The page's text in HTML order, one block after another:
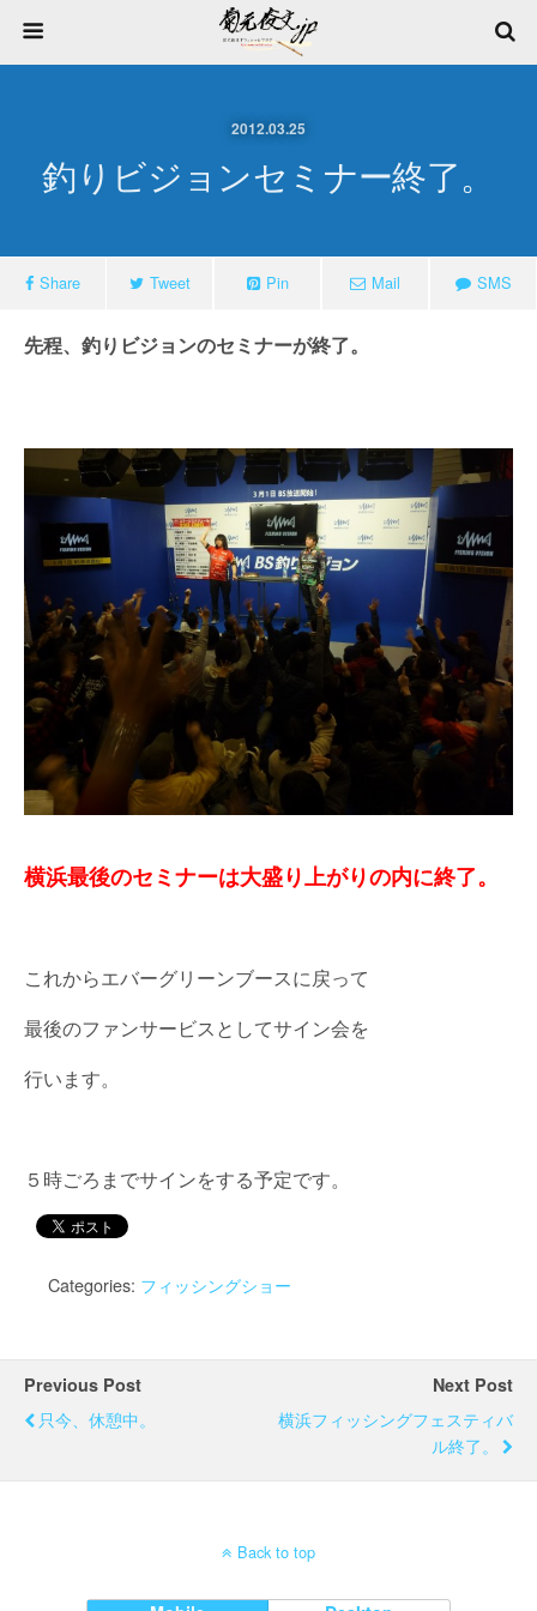
2012.03.25
釣りビジョンセミナー終了。
Share Tweet Pin Mail SMS
先程、釣りビジョンのセミナーが終了。
横浜最後のセミナーは大盛り上がりの内に終了。
これからエバーグリーンブースに戻って
最後のファンサービスとしてサイン会を
行います。
５時ごろまでサインをする予定です。
Categories: フィッシングショー
Previous Post
只今、休憩中。
Next Post
横浜フィッシングフェスティバ
ル終了。
Back to top